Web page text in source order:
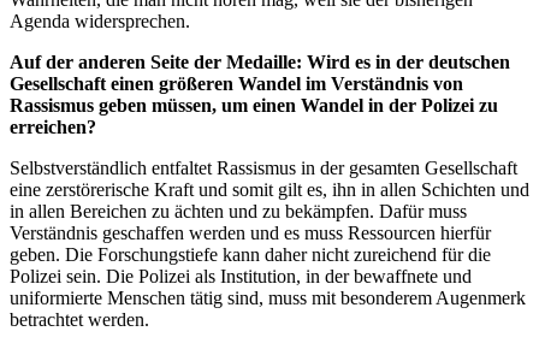
Agenda widersprechen.
Auf der anderen Seite der Medaille: Wird es in der deutschen
Gesellschaft einen größeren Wandel im Verständnis von
Rassismus geben müssen, um einen Wandel in der Polizei zu
erreichen?
Selbstverständlich entfaltet Rassismus in der gesamten Gesellschaft
eine zerstörerische Kraft und somit gilt es, ihn in allen Schichten und
in allen Bereichen zu ächten und zu bekämpfen. Dafür muss
Verständnis geschaffen werden und es muss Ressourcen hierfür
geben. Die Forschungstiefe kann daher nicht zureichend für die
Polizei sein. Die Polizei als Institution, in der bewaffnete und
uniformierte Menschen tätig sind, muss mit besonderem Augenmerk
betrachtet werden.